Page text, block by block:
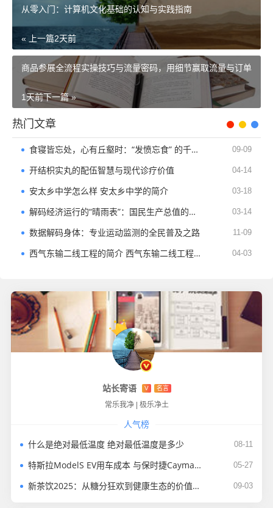
从零入门：计算机文化基础的认知与实践指南
« 上一篇2天前
商品参展全流程实操技巧与流量密码，用细节赢取流量与订单
下一篇 »
1天前
热门文章
食寝皆忘处，心有丘壑时：“发愤忘食” 的千年精神回响 09-09
开结枳实丸的配伍智慧与现代诊疗价值 04-14
安太乡中学怎么样 安太乡中学的简介 03-18
解码经济运行的“晴雨表”：国民生产总值的核心价值与实践意义 03-14
数据解码身体：专业运动监测的全民普及之路 11-09
西气东输二线工程的简介 西气东输二线工程的路线及意义 04-03
站长寄语 V 名言
常乐我净 极乐净土
人气榜
什么是绝对最低温度 绝对最低温度是多少 08-11
特斯拉ModelS EV用车成本 与保时捷Cayman对比差多少 05-27
新茶饮2025：从糖分狂欢到健康生态的价值重构 09-03